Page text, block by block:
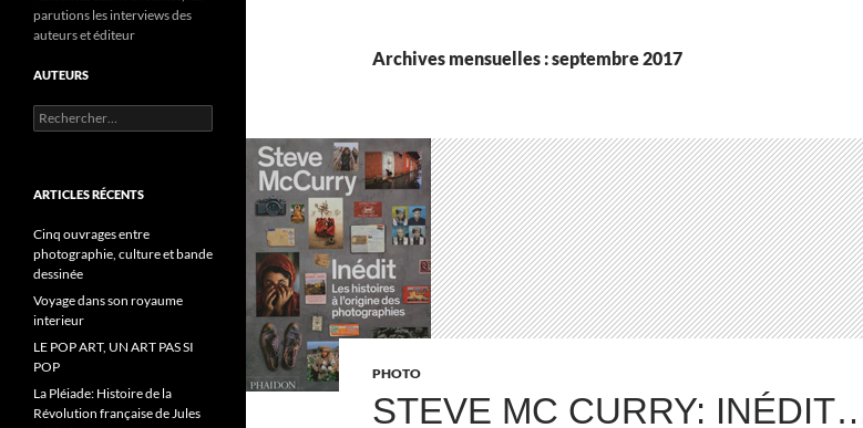
Archives mensuelles : septembre 2017
PHOTO
STEVE MC CURRY:
parutions les interviews des
auteurs et éditeur
AUTEURS
R
e
e
c
h
e
r
ARTICLES RÉCENTS
Cinq ouvrages entre
photographie, culture et bande
dessinée
Voyage dans son royaume
interieur
LE POP ART, UN ART PAS SI
POP
La Pléiade: Histoire de la
Révolution française de Jules